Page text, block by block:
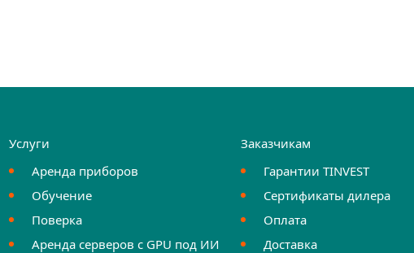
Услуги
Аренда приборов
Обучение
Поверка
Аренда серверов с GPU под ИИ
Заказчикам
Гарантии TINVEST
Сертификаты дилера
Оплата
Доставка